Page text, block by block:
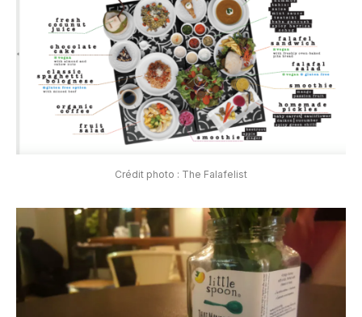
Crédit photo : The Falafelist